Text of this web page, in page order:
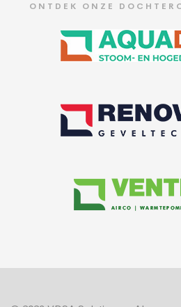
ONTDEK ONZE